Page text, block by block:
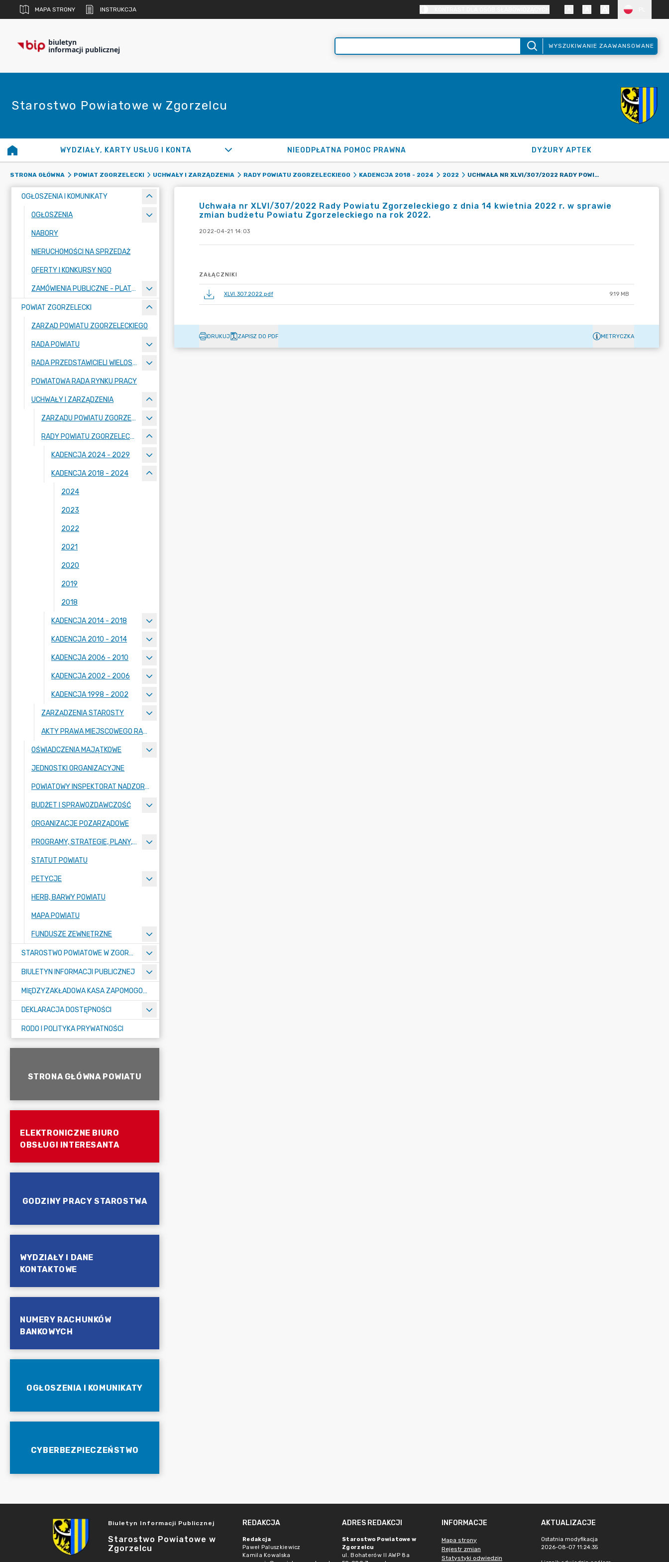
MAPA STRONY INSTRUKCJA
biuletyn
informacji publicznej WYSZUKIWANIE ZAAWANSOWANE
Starostwo Powiatowe w Zgorzelcu
WYDZIAŁY, KARTY USŁUG I KONTA NIEODPŁATNA POMOC PRAWNA DYŻURY APTEK
STRONA GŁÓWNA POWIAT ZGORZELECKI UCHWAŁY I ZARZĄDZENIA RADY POWIATU ZGORZELECKIEGO KADENCJA 2018 - 2024 2022 UCHWAŁA NR XLVI/307/2022 RADY POWIATU ZGORZELECKIEGO Z DNIA 14 KWIETNIA 2022 R. W SPRAWIE ZMIAN BUDŻETU POWIATU ZGORZELECKIEGO NA ROK 2022.
OGŁOSZENIA I KOMUNIKATY
OGŁOSZENIA
NABORY
NIERUCHOMOŚCI NA SPRZEDAŻ
OFERTY I KONKURSY NGO
ZAMÓWIENIA PUBLICZNE - PLATFORMA ZAKUPOWA
POWIAT ZGORZELECKI
ZARZĄD POWIATU ZGORZELECKIEGO
RADA POWIATU
RADA PRZEDSTAWICIELI WIELOSPECJALISTYCZNEGO ZESPOŁU OPIEKI ZDROWOTNEJ "BOLESŁAWIEC-ZGORZELEC" SAMODZIELNEGO PUBLICZNEGO ZAKŁADU OPIEKI ZDROWOTNEJ
POWIATOWA RADA RYNKU PRACY
UCHWAŁY I ZARZĄDZENIA
ZARZĄDU POWIATU ZGORZELECKIEGO
RADY POWIATU ZGORZELECKIEGO
KADENCJA 2024 - 2029
KADENCJA 2018 - 2024
2024
2023
2022
2021
2020
2019
2018
KADENCJA 2014 - 2018
KADENCJA 2010 - 2014
KADENCJA 2006 - 2010
KADENCJA 2002 - 2006
KADENCJA 1998 - 2002
ZARZĄDZENIA STAROSTY
AKTY PRAWA MIEJSCOWEGO RADY POWIATU ZGORZELECKIEGO
OŚWIADCZENIA MAJĄTKOWE
JEDNOSTKI ORGANIZACYJNE
POWIATOWY INSPEKTORAT NADZORU BUDOWLANEGO
BUDŻET I SPRAWOZDAWCZOŚĆ
ORGANIZACJE POZARZĄDOWE
PROGRAMY, STRATEGIE, PLANY, RAPORTY
STATUT POWIATU
PETYCJE
HERB, BARWY POWIATU
MAPA POWIATU
FUNDUSZE ZEWNĘTRZNE
STAROSTWO POWIATOWE W ZGORZELCU
BIULETYN INFORMACJI PUBLICZNEJ
MIĘDZYZAKŁADOWA KASA ZAPOMOGOWO-POŻYCZKOWA
DEKLARACJA DOSTĘPNOŚCI
RODO I POLITYKA PRYWATNOŚCI
STRONA GŁÓWNA POWIATU
ELEKTRONICZNE BIURO
OBSŁUGI INTERESANTA
GODZINY PRACY STAROSTWA
WYDZIAŁY I DANE
KONTAKTOWE
NUMERY RACHUNKÓW
BANKOWYCH
OGŁOSZENIA I KOMUNIKATY
CYBERBEZPIECZEŃSTWO
Uchwała nr XLVI/307/2022 Rady Powiatu Zgorzeleckiego z dnia 14 kwietnia 2022 r. w sprawie
zmian budżetu Powiatu Zgorzeleckiego na rok 2022.
2022-04-21 14:03
ZAŁĄCZNIKI
XLVI.307.2022.pdf 9.19 MB
DRUKUJ ZAPISZ DO PDF METRYCZKA
Biuletyn Informacji Publicznej
Starostwo Powiatowe w
Zgorzelcu
REDAKCJA
Redakcja
Paweł Paluszkiewicz
Kamila Kowalska
ADRES REDAKCJI
Starostwo Powiatowe w
Zgorzelcu
ul. Bohaterów II AWP 8a
INFORMACJE
Mapa strony
Rejestr zmian
Statystyki odwiedzin
AKTUALIZACJE
Ostatnia modyfikacja
2026-08-07 11:24:35